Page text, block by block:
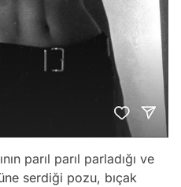
parıl parıl parladığı ve
serdiği pozu, bıçak